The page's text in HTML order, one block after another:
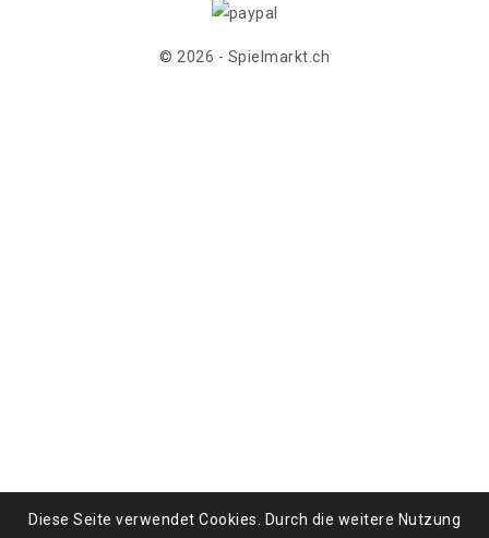
Diese Seite verwendet Cookies. Durch die weitere Nutzung
© 2026 - Spielmarkt.ch